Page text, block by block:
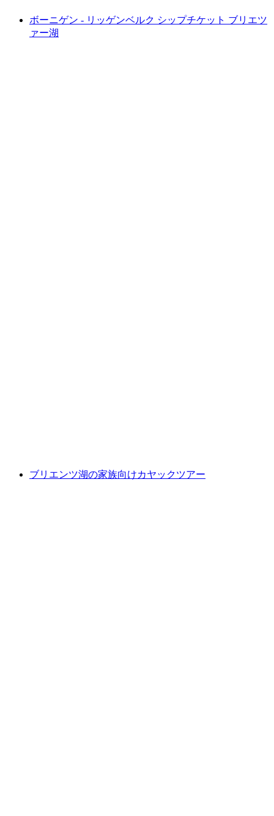
ボーニゲン - リッゲンベルク シップチケット ブリエツ
ァー湖
ブリエンツ湖の家族向けカヤックツアー